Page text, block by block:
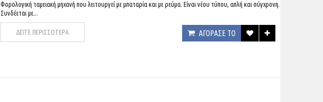
Φορολογική ταμειακή μηχανή που λειτουργεί με μπαταρία και με ρεύμα. Eίναι νέου τύπου, απλή και σύγχρονη.
Συνδέεται με...
ΔΕΙΤΕ ΠΕΡΙΣΣΟΤΕΡΑ ΑΓΟΡΑΣΕ ΤΟ